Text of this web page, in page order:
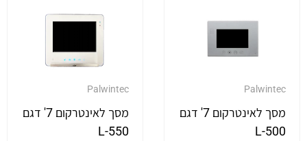
Palwintec
מסך לאינטרקום 7' דגם
L-500
Palwintec
מסך לאינטרקום 7' דגם
L-550